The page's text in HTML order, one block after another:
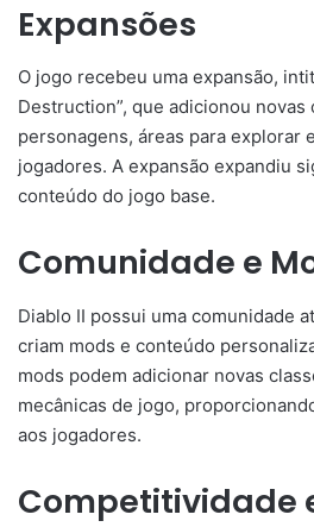
Expansões
O jogo recebeu uma expansão,
Destruction”, que adicionou novas
personagens, áreas para explorar
jogadores. A expansão expandiu
conteúdo do jogo base.
Comunidade e
Diablo II possui uma comunidade
criam mods e conteúdo
mods podem adicionar novas
mecânicas de jogo,
aos jogadores.
Competitividade